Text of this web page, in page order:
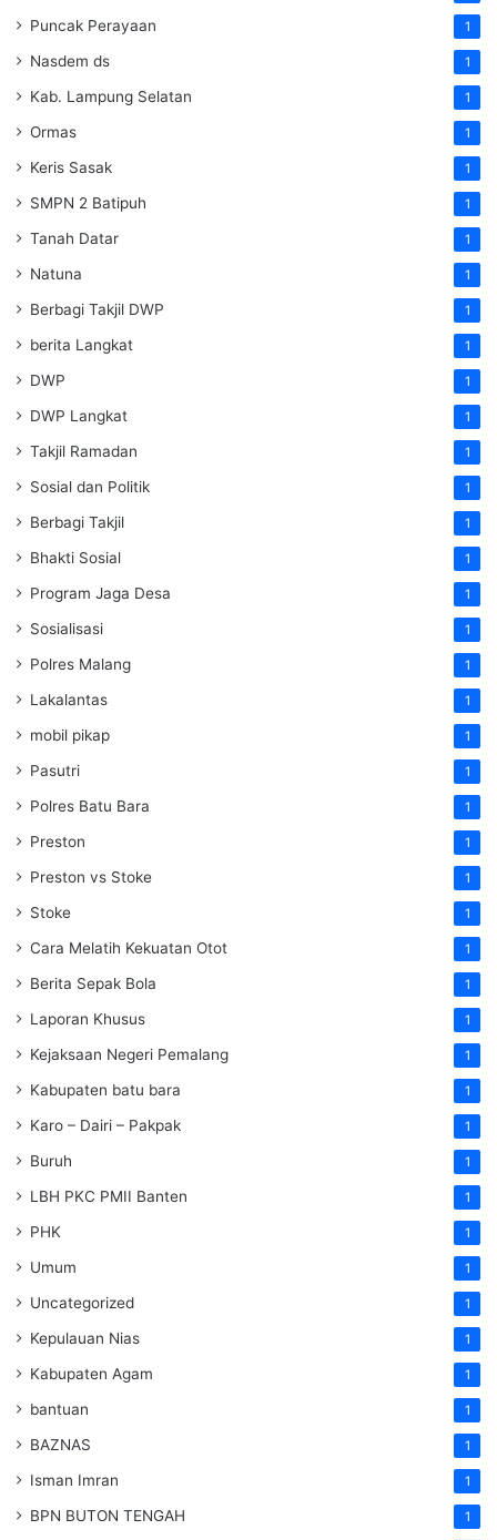
Puncak Perayaan 1
Nasdem ds 1
Kab. Lampung Selatan 1
Ormas 1
Keris Sasak 1
SMPN 2 Batipuh 1
Tanah Datar 1
Natuna 1
Berbagi Takjil DWP 1
berita Langkat 1
DWP 1
DWP Langkat 1
Takjil Ramadan 1
Sosial dan Politik 1
Berbagi Takjil 1
Bhakti Sosial 1
Program Jaga Desa 1
Sosialisasi 1
Polres Malang 1
Lakalantas 1
mobil pikap 1
Pasutri 1
Polres Batu Bara 1
Preston 1
Preston vs Stoke 1
Stoke 1
Cara Melatih Kekuatan Otot 1
Berita Sepak Bola 1
Laporan Khusus 1
Kejaksaan Negeri Pemalang 1
Kabupaten batu bara 1
Karo – Dairi – Pakpak 1
Buruh 1
LBH PKC PMII Banten 1
PHK 1
Umum 1
Uncategorized 1
Kepulauan Nias 1
Kabupaten Agam 1
bantuan 1
BAZNAS 1
Isman Imran 1
BPN BUTON TENGAH 1